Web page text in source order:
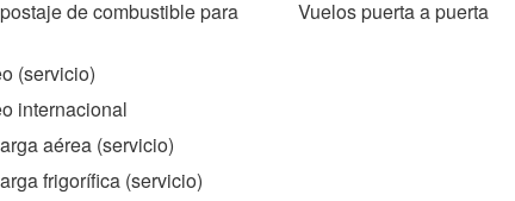
de combustible para
(servicio)
internacional
aérea (servicio)
frigorífica (servicio)
Vuelos puerta a puerta